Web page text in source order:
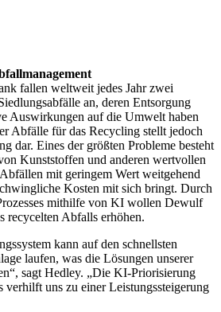
fallen weltweit jedes Jahr zwei
an, deren Entsorgung
Auswirkungen auf die Umwelt haben
Abfälle für das Recycling stellt jedoch
dar. Eines der größten Probleme besteht
Kunststoffen und anderen wertvollen
mit geringem Wert weitgehend
Kosten mit sich bringt. Durch
mithilfe von KI wollen Dewulf
recycelten Abfalls erhöhen.
kann auf den schnellsten
laufen, was die Lösungen unserer
sagt Hedley. „Die KI-Priorisierung
verhilft uns zu einer Leistungssteigerung